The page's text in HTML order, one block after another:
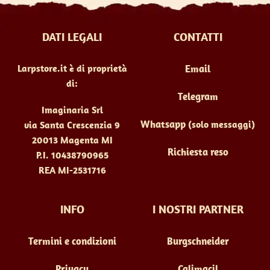
essere
nella
del
prodotto
DATI LEGALI
Larpstore.it è di proprietà
di:
Imaginaria Srl
via Santa Crescenzia 9
20013 Magenta MI
P.I. 10438790965
REA MI-2531716
CONTATTI
Email
Telegram
Whatsapp (solo messaggi)
Richiesta reso
INFO
Termini e condizioni
I NOSTRI PARTNER
Burgschneider